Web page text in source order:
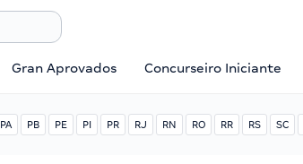
Gran Aprovados Concurseiro Iniciante
PA PB PE PI PR RJ RN RO RR RS SC